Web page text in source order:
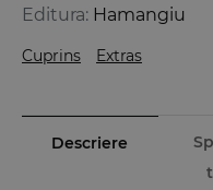
Editura: Hamangiu
Cuprins Extras
Descriere